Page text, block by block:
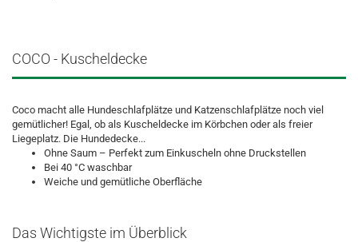
COCO - Kuscheldecke
Coco macht alle Hundeschlafplätze und Katzenschlafplätze noch viel
gemütlicher! Egal, ob als Kuscheldecke im Körbchen oder als freier
Liegeplatz. Die Hundedecke...
Ohne Saum – Perfekt zum Einkuscheln ohne Druckstellen
Bei 40 °C waschbar
Weiche und gemütliche Oberfläche
Das Wichtigste im Überblick